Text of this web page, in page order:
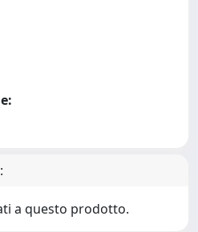
a questo prodotto.